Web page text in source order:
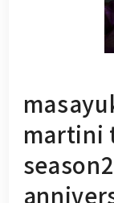
martini